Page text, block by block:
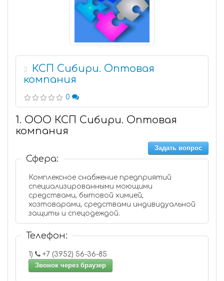
3
КСП Сибири. Оптовая
компания
0
1. ООО КСП Сибири. Оптовая
компания
Задать вопрос
Сфера:
Комплексное снабжение предприятий
специализированными моющими
средствами, бытовой химией,
хозтоварами, средствами индивидуальной
защиты и спецодеждой.
Телефон:
1)
+7 (3952) 56-36-85
Звонок через браузер